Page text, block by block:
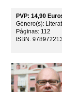
PVP: 14,90
Género(s):
Páginas: 112
ISBN: